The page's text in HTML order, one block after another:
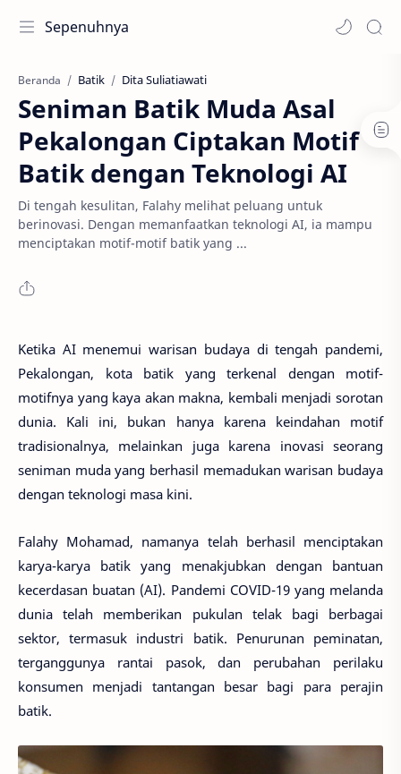
Sepenuhnya
Beranda Batik Dita Suliatiawati
Seniman Batik Muda Asal
Pekalongan Ciptakan Motif
Batik dengan Teknologi AI
Di tengah kesulitan, Falahy melihat peluang untuk
berinovasi. Dengan memanfaatkan teknologi AI, ia mampu
menciptakan motif-motif batik yang ...
Ketika AI menemui warisan budaya di tengah pandemi,
Pekalongan, kota batik yang terkenal dengan motif-
motifnya yang kaya akan makna, kembali menjadi sorotan
dunia. Kali ini, bukan hanya karena keindahan motif
tradisionalnya, melainkan juga karena inovasi seorang
seniman muda yang berhasil memadukan warisan budaya
dengan teknologi masa kini.
Falahy Mohamad, namanya telah berhasil menciptakan
karya-karya batik yang menakjubkan dengan bantuan
kecerdasan buatan (AI). Pandemi COVID-19 yang melanda
dunia telah memberikan pukulan telak bagi berbagai
sektor, termasuk industri batik. Penurunan peminatan,
terganggunya rantai pasok, dan perubahan perilaku
konsumen menjadi tantangan besar bagi para perajin
batik.